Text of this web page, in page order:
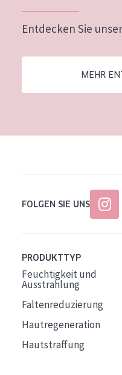
Entdecken Sie
MEHR
FOLGEN SIE UNS
PRODUKTTYP
Feuchtigkeit und
Ausstrahlung
Faltenreduzierung
Hautregeneration
Hautstraffung